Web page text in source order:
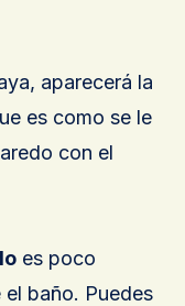
aparecerá la
es como se le
con el
es poco
baño. Puedes